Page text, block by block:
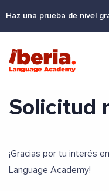
Haz una prueba de nivel
Solicitud
¡Gracias por tu interés
Language Academy!